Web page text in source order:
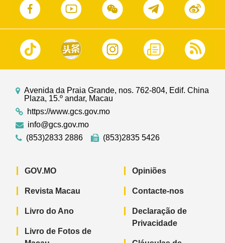
Avenida da Praia Grande, nos. 762-804, Edif. China
Plaza, 15.º andar, Macau
https://www.gcs.gov.mo
info@gcs.gov.mo
(853)2833 2886
(853)2835 5426
GOV.MO
Revista Macau
Livro do Ano
Livro de Fotos de
Opiniões
Contacte-nos
Declaração de
Privacidade